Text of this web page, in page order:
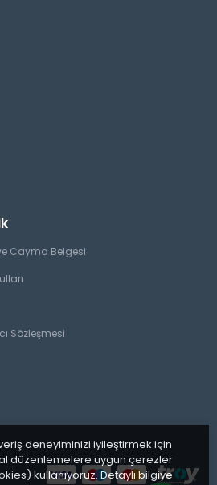
deneyiminizi iyileştirmek için
düzenlemelere uygun çerezler
kullanıyoruz. Detaylı bilgiye
Cayma Belgesi
Sözleşmesi